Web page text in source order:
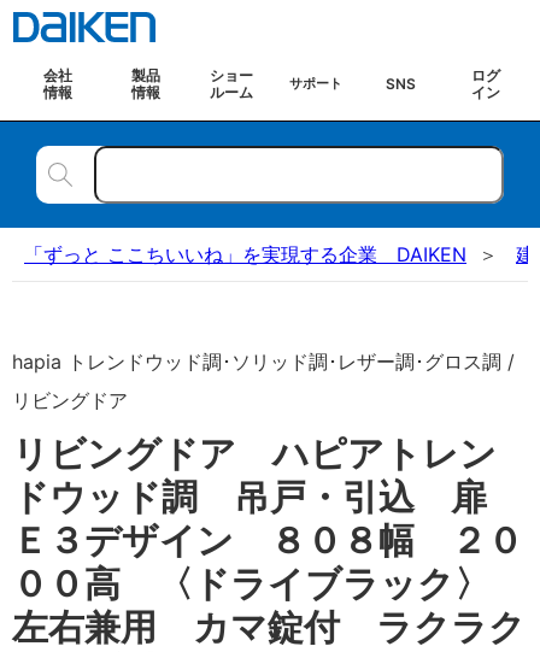
会社
情報
製品
情報
ショー
ルーム
サポート SNS
ログ
イン
「ずっと ここちいいね」を実現する企業 DAIKEN 建
hapia トレンドウッド調･ソリッド調･レザー調･グロス調 /
リビングドア
リビングドア ハピアトレン
ドウッド調 吊戸・引込 扉
Ｅ３デザイン ８０８幅 ２０
００高 〈ドライブラック〉
左右兼用 カマ錠付 ラクラク